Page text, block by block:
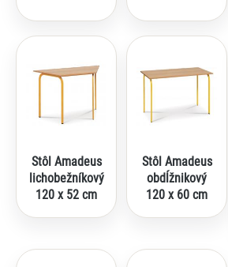
Stôl Amadeus
lichobežníkový
120 x 52 cm
Stôl Amadeus
obdĺžnikový
120 x 60 cm